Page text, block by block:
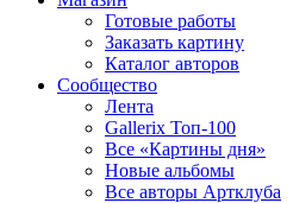
Готовые работы
Заказать картину
Каталог авторов
Сообщество
Лента
Gallerix Топ-100
Все «Картины дня»
Новые альбомы
Все авторы Артклуба